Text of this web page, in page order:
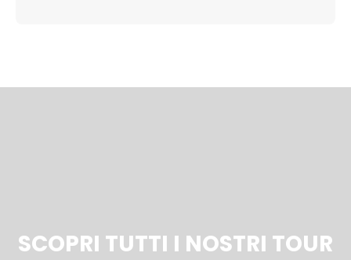
SCOPRI TUTTI I NOSTRI TOUR